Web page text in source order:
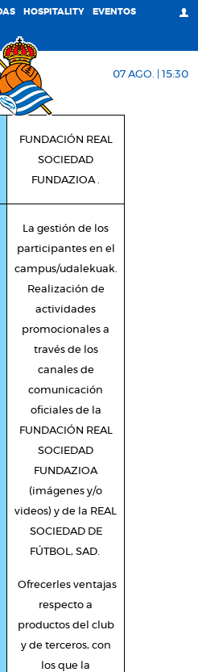
HOSPITALITY EVENTOS
07 AGO. | 15:30
FUNDACIÓN REAL
SOCIEDAD
FUNDAZIOA .
La gestión de los
participantes en el
campus/udalekuak.
Realización de
actividades
promocionales a
través de los
canales de
comunicación
oficiales de la
FUNDACIÓN REAL
SOCIEDAD
FUNDAZIOA
(imágenes y/o
videos) y de la REAL
SOCIEDAD DE
FÚTBOL, SAD.
Ofrecerles ventajas
respecto a
productos del club
y de terceros, con
los que la